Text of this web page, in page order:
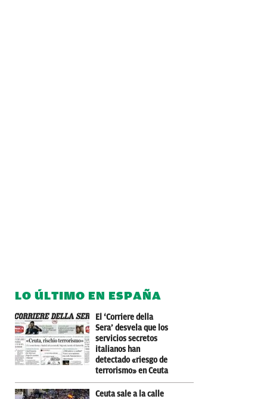
LO ÚLTIMO EN ESPAÑA
El ‘Corriere della
Sera’ desvela que los
servicios secretos
italianos han
detectado «riesgo de
terrorismo» en Ceuta
Ceuta sale a la calle